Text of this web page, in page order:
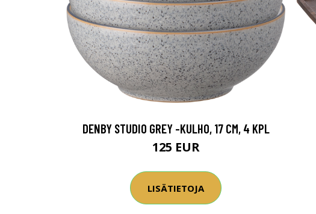
DENBY STUDIO GREY -KULHO, 17 CM, 4 KPL
125 EUR
LISÄTIETOJA